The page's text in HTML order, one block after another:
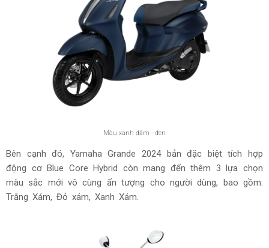
Màu xanh đậm - đen
Bên cạnh đó, Yamaha Grande 2024 bản đặc biệt tích hợp
động cơ Blue Core Hybrid còn mang đến thêm 3 lựa chọn
màu sắc mới vô cùng ấn tượng cho người dùng, bao gồm:
Trắng Xám, Đỏ xám, Xanh Xám.